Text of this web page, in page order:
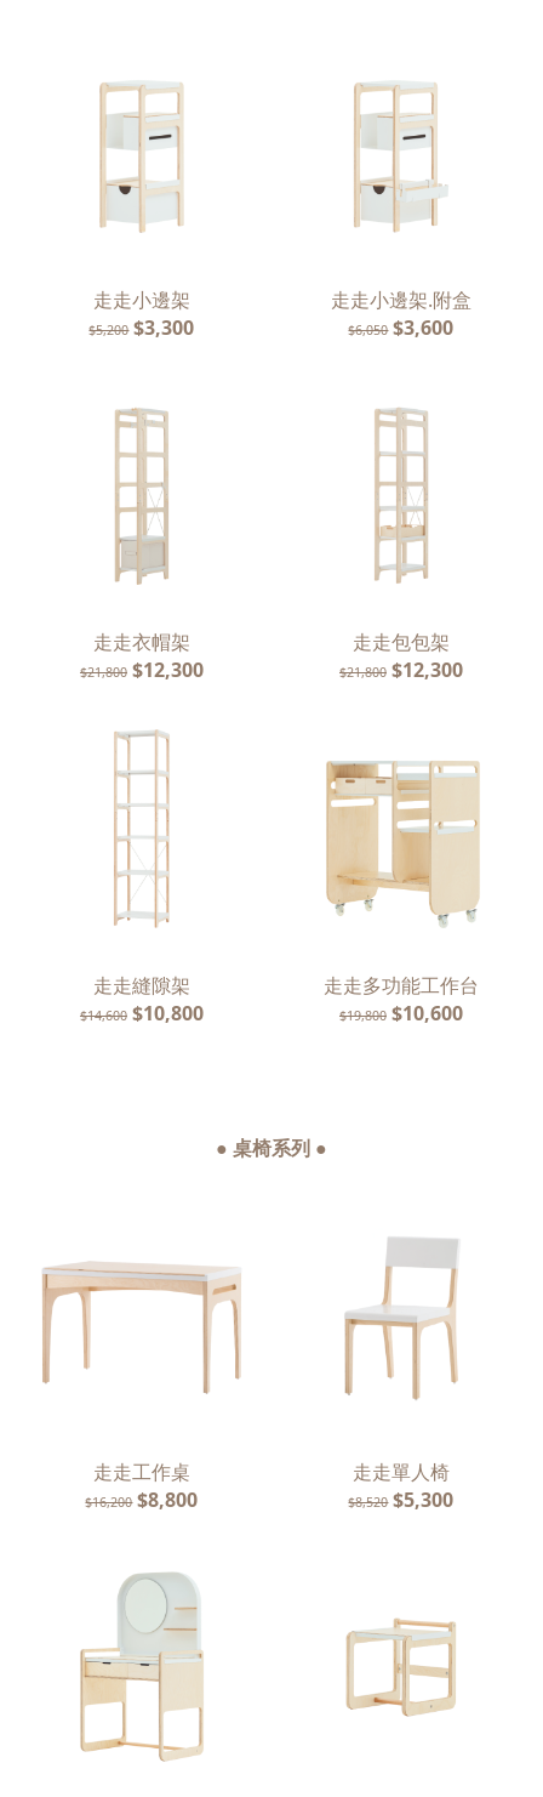
走走小邊架
$5,200 $3,300
走走小邊架.附盒
$6,050 $3,600
走走衣帽架
$21,800 $12,300
走走包包架
$21,800 $12,300
走走縫隙架
$14,600 $10,800
走走多功能工作台
$19,800 $10,600
● 桌椅系列 ●
走走工作桌
$16,200 $8,800
走走單人椅
$8,520 $5,300